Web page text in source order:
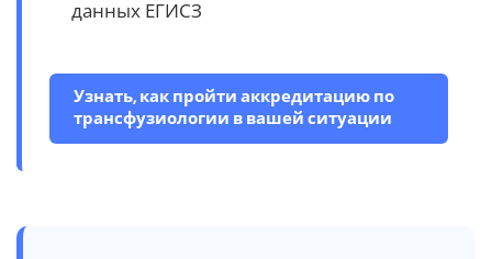
данных ЕГИСЗ
Узнать, как пройти аккредитацию по
трансфузиологии в вашей ситуации